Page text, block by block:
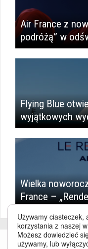
Air France z
podróżą” w
Flying Blue
wyjątkowych
Wielka
France –
Używamy ciasteczek,
korzystania z naszej
Możesz dowiedzieć
używamy, lub